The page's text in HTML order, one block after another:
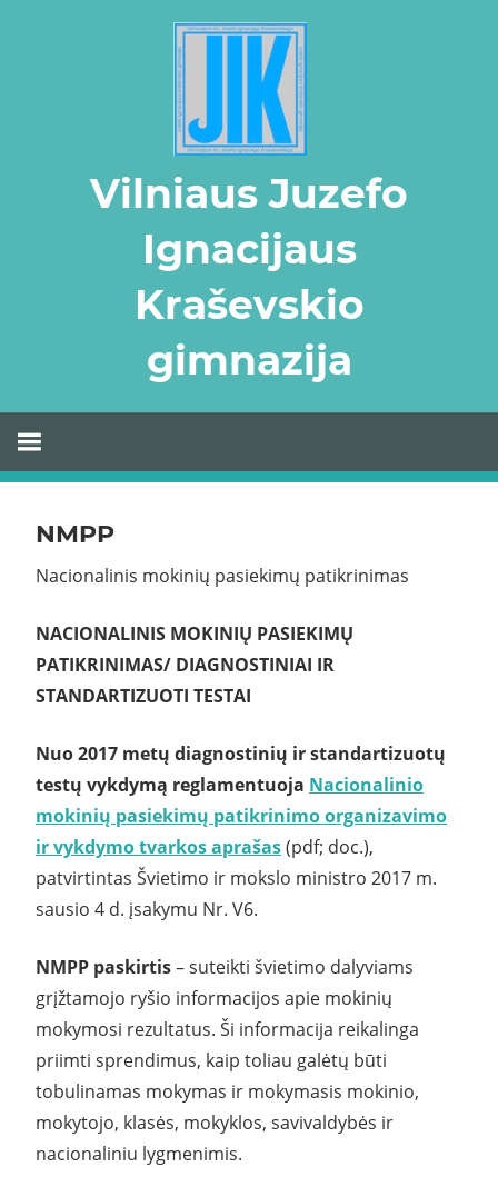
Vilniaus Juzefo
Ignacijaus
Kraševskio
gimnazija
NMPP
Nacionalinis mokinių pasiekimų patikrinimas
NACIONALINIS MOKINIŲ PASIEKIMŲ
PATIKRINIMAS/ DIAGNOSTINIAI IR
STANDARTIZUOTI TESTAI
Nuo 2017 metų diagnostinių ir standartizuotų
testų vykdymą reglamentuoja Nacionalinio
mokinių pasiekimų patikrinimo organizavimo
ir vykdymo tvarkos aprašas(pdf; doc.),
patvirtintas Švietimo ir mokslo ministro 2017 m.
sausio 4 d. įsakymu Nr. V6.
NMPP paskirtis– suteikti švietimo dalyviams
grįžtamojo ryšio informacijos apie mokinių
mokymosi rezultatus. Ši informacija reikalinga
priimti sprendimus, kaip toliau galėtų būti
tobulinamas mokymas ir mokymasis mokinio,
mokytojo, klasės, mokyklos, savivaldybės ir
nacionaliniu lygmenimis.